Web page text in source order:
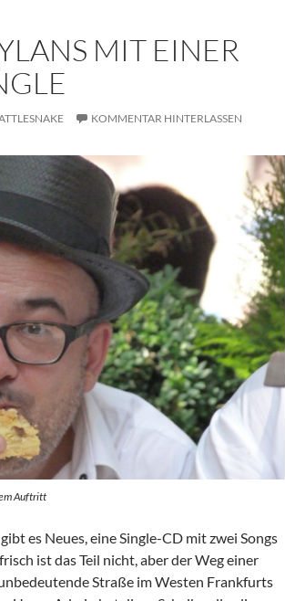
MIT EINER
KOMMENTAR HINTERLASSEN
Auftritt
es Neues, eine Single-CD mit zwei Songs
ist das Teil nicht, aber der Weg einer
Straße im Westen Frankfurts